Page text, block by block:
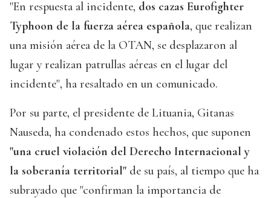
"En respuesta al incidente, dos cazas Eurofighter
Typhoon de la fuerza aérea española, que realizan
una misión aérea de la OTAN, se desplazaron al
lugar y realizan patrullas aéreas en el lugar del
incidente", ha resaltado en un comunicado.
Por su parte, el presidente de Lituania, Gitanas
Nauseda, ha condenado estos hechos, que suponen
"una cruel violación del Derecho Internacional y
la soberanía territorial" de su país, al tiempo que ha
subrayado que "confirman la importancia de